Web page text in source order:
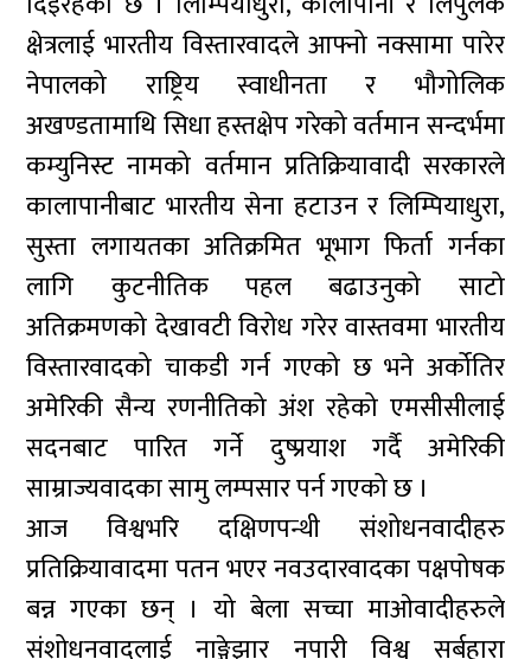
क्षेत्रलाई भारतीय विस्तारवादले आफ्नो नक्सामा पारेर
नेपालको राष्ट्रिय स्वाधीनता र भौगोलिक
अखण्डतामाथि सिधा हस्तक्षेप गरेको वर्तमान सन्दर्भमा
कम्युनिस्ट नामको वर्तमान प्रतिक्रियावादी सरकारले
कालापानीबाट भारतीय सेना हटाउन र लिम्पियाधुरा,
सुस्ता लगायतका अतिक्रमित भूभाग फिर्ता गर्नका
लागि कुटनीतिक पहल बढाउनुको साटो
अतिक्रमणको देखावटी विरोध गरेर वास्तवमा भारतीय
विस्तारवादको चाकडी गर्न गएको छ भने अर्कोतिर
अमेरिकी सैन्य रणनीतिको अंश रहेको एमसीसीलाई
सदनबाट पारित गर्ने दुष्प्रयाश गर्दै अमेरिकी
साम्राज्यवादका सामु लम्पसार पर्न गएको छ ।
आज विश्वभरि दक्षिणपन्थी संशोधनवादीहरु
प्रतिक्रियावादमा पतन भएर नवउदारवादका पक्षपोषक
बन्न गएका छन् । यो बेला सच्चा माओवादीहरुले
संशोधनवादलाई नाङ्गेझार नपारी विश्व सर्बहारा